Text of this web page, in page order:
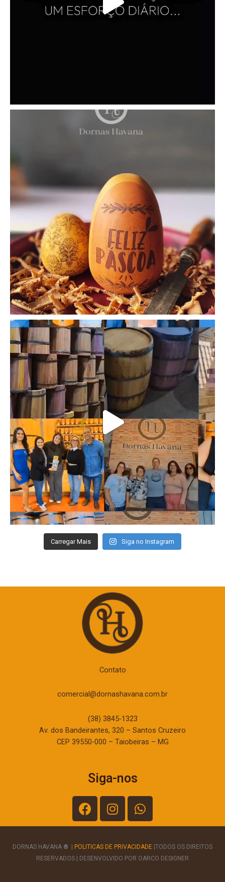
Carregar Mais Siga no Instagram
Contato
comercial@dornashavana.com.br
(38) 3845-1323
Av. dos Bandeirantes, 320 – Santos Cruzeiro
CEP 39550-000 – Taiobeiras – MG
Siga-nos
DORNAS HAVANA ® POLITICAS DE PRIVACIDADE |TODOS OS DIREITOS
RESERVADOS | DESENVOLVIDO POR OARCO DESIGNER